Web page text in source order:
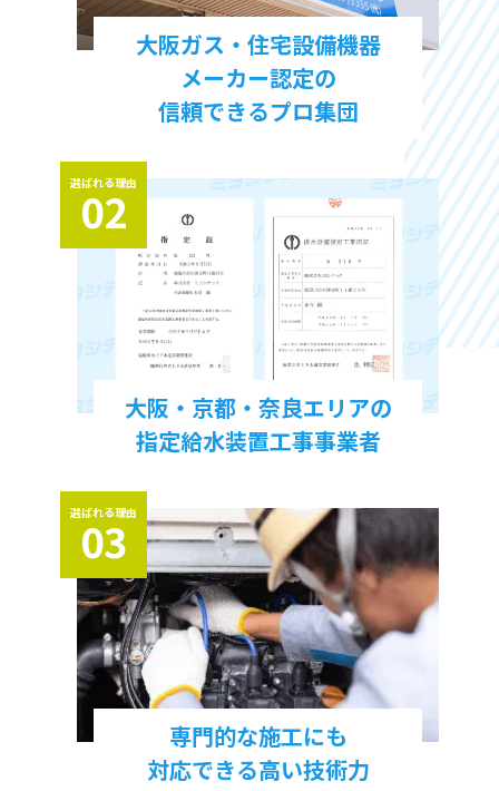
大阪ガス・住宅設備機器
メーカー認定の
信頼できるプロ集団
選ばれる理由
02
大阪・京都・奈良エリアの
指定給水装置工事事業者
選ばれる理由
03
専門的な施工にも
対応できる高い技術力